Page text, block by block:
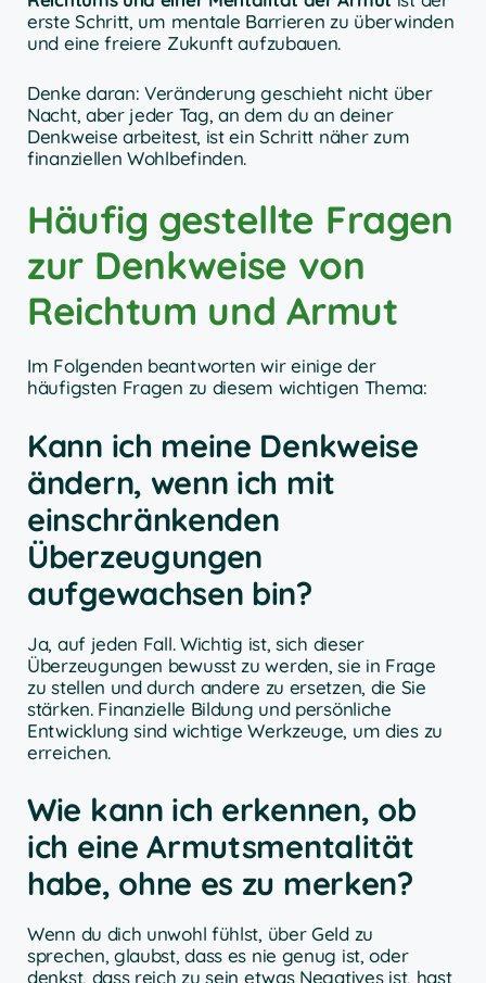
erste Schritt, um mentale Barrieren zu überwinden
und eine freiere Zukunft aufzubauen.
Denke daran: Veränderung geschieht nicht über
Nacht, aber jeder Tag, an dem du an deiner
Denkweise arbeitest, ist ein Schritt näher zum
finanziellen Wohlbefinden.
Häufig gestellte Fragen
zur Denkweise von
Reichtum und Armut
Im Folgenden beantworten wir einige der
häufigsten Fragen zu diesem wichtigen Thema:
Kann ich meine Denkweise
ändern, wenn ich mit
einschränkenden
Überzeugungen
aufgewachsen bin?
Ja, auf jeden Fall. Wichtig ist, sich dieser
Überzeugungen bewusst zu werden, sie in Frage
zu stellen und durch andere zu ersetzen, die Sie
stärken. Finanzielle Bildung und persönliche
Entwicklung sind wichtige Werkzeuge, um dies zu
erreichen.
Wie kann ich erkennen, ob
ich eine Armutsmentalität
habe, ohne es zu merken?
Wenn du dich unwohl fühlst, über Geld zu
sprechen, glaubst, dass es nie genug ist, oder
denkst, dass reich zu sein etwas Negatives ist, hast